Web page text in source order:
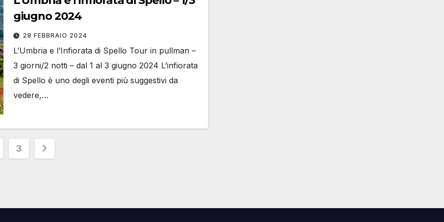
giugno 2024
28 FEBBRAIO 2024
L’Umbria e l’Infiorata di Spello Tour in pullman –
3 giorni/2 notti – dal 1 al 3 giugno 2024 L’infiorata
di Spello è uno degli eventi più suggestivi da
vedere,…
3